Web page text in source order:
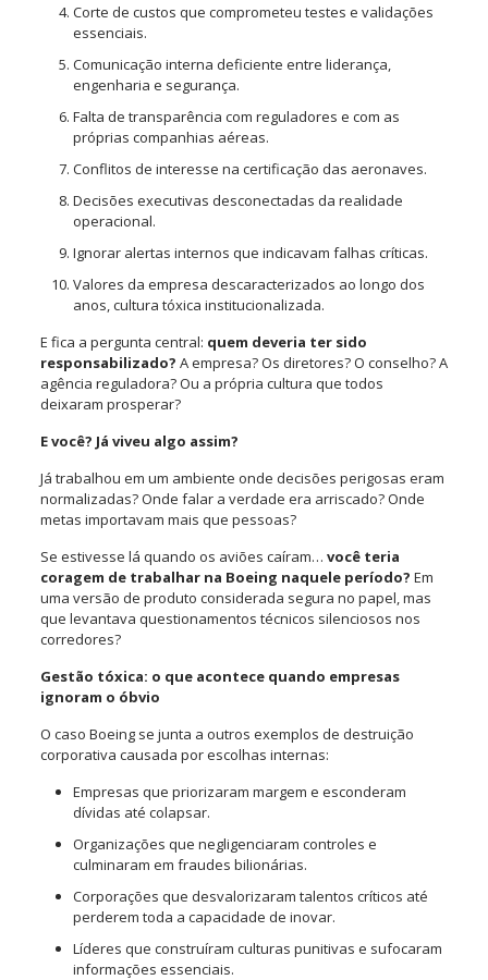
Corte de custos que comprometeu testes e validações
essenciais.
Comunicação interna deficiente entre liderança,
engenharia e segurança.
Falta de transparência com reguladores e com as
próprias companhias aéreas.
Conflitos de interesse na certificação das aeronaves.
Decisões executivas desconectadas da realidade
operacional.
Ignorar alertas internos que indicavam falhas críticas.
Valores da empresa descaracterizados ao longo dos
anos, cultura tóxica institucionalizada.
E fica a pergunta central: quem deveria ter sido
responsabilizado? A empresa? Os diretores? O conselho? A
agência reguladora? Ou a própria cultura que todos
deixaram prosperar?
E você? Já viveu algo assim?
Já trabalhou em um ambiente onde decisões perigosas eram
normalizadas? Onde falar a verdade era arriscado? Onde
metas importavam mais que pessoas?
Se estivesse lá quando os aviões caíram… você teria
coragem de trabalhar na Boeing naquele período? Em
uma versão de produto considerada segura no papel, mas
que levantava questionamentos técnicos silenciosos nos
corredores?
Gestão tóxica: o que acontece quando empresas
ignoram o óbvio
O caso Boeing se junta a outros exemplos de destruição
corporativa causada por escolhas internas:
Empresas que priorizaram margem e esconderam
dívidas até colapsar.
Organizações que negligenciaram controles e
culminaram em fraudes bilionárias.
Corporações que desvalorizaram talentos críticos até
perderem toda a capacidade de inovar.
Líderes que construíram culturas punitivas e sufocaram
informações essenciais.